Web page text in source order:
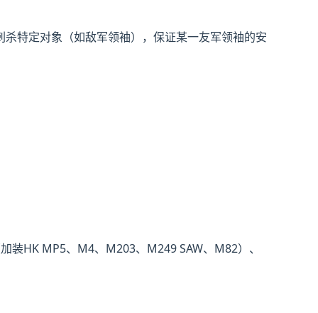
特定对象（如敌军领袖），保证某一友军领袖的安
HK MP5、M4、M203、M249 SAW、M82）、